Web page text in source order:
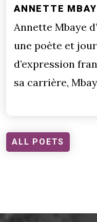
ANNETTE
Annette Mbaye
une poète et
d’expression
sa carrière,
ALL POETS